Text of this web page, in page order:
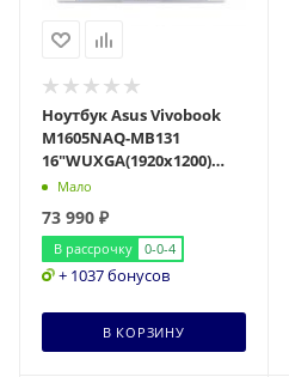
Ноутбук Asus Vivobook
M1605NAQ-MB131
16"WUXGA(1920x1200)
IPS/Ryzen 7 170
8с/16Gb/1Tb SSD/AMD
Radeon
Мало
73 990 ₽
В рассрочку 0-0-4
+ 1037 бонусов
В КОРЗИНУ